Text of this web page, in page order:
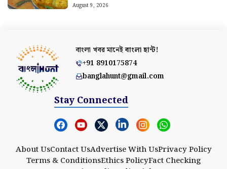
August 9, 2026
বাংলা খবর মানেইবাংলা হান্ট!
+91 8910175874
banglahunt@gmail.com
Stay Connected
About UsContact UsAdvertise With UsPrivacy Policy
Terms & ConditionsEthics PolicyFact Checking